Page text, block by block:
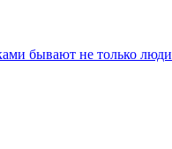
бывают не только люди